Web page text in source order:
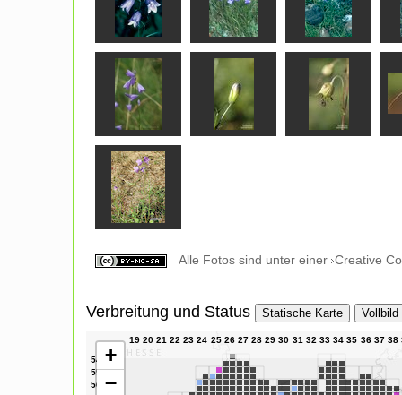
Alle Fotos sind unter einer Creative
Verbreitung und Status Statische Karte Vollbild
+
−